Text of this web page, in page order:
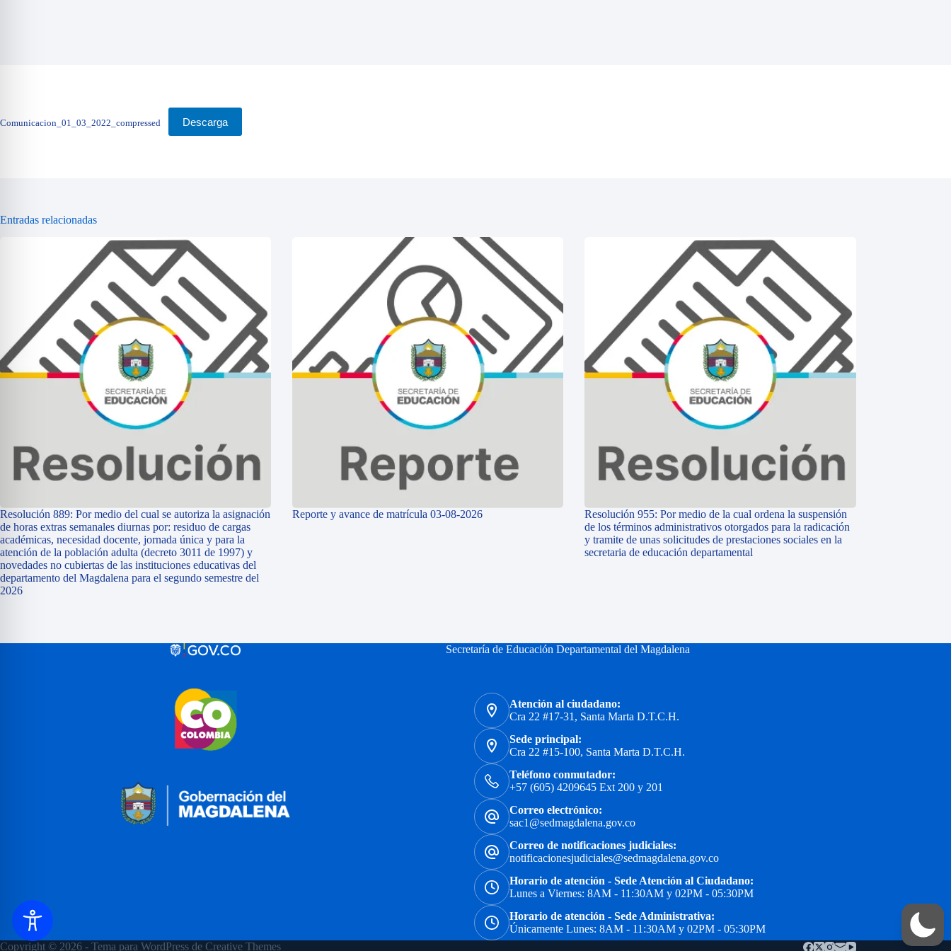
Comunicacion_01_03_2022_compressed Descarga
Entradas relacionadas
Resolución 889: Por medio del cual se autoriza la asignación
de horas extras semanales diurnas por: residuo de cargas
académicas, necesidad docente, jornada única y para la
atención de la población adulta (decreto 3011 de 1997) y
novedades no cubiertas de las instituciones educativas del
departamento del Magdalena para el segundo semestre del
2026
Reporte y avance de matrícula 03-08-2026
Resolución 955: Por medio de la cual ordena la suspensión
de los términos administrativos otorgados para la radicación
y tramite de unas solicitudes de prestaciones sociales en la
secretaria de educación departamental
Secretaría de Educación Departamental del Magdalena
Atención al ciudadano:
Cra 22 #17-31, Santa Marta D.T.C.H.
Sede principal:
Cra 22 #15-100, Santa Marta D.T.C.H.
Teléfono conmutador:
+57 (605) 4209645 Ext 200 y 201
Correo electrónico:
sac1@sedmagdalena.gov.co
Correo de notificaciones judiciales:
notificacionesjudiciales@sedmagdalena.gov.co
Horario de atención - Sede Atención al Ciudadano:
Lunes a Viernes: 8AM - 11:30AM y 02PM - 05:30PM
Horario de atención - Sede Administrativa:
Únicamente Lunes: 8AM - 11:30AM y 02PM - 05:30PM
Copyright © 2026 - Tema para WordPress de Creative Themes